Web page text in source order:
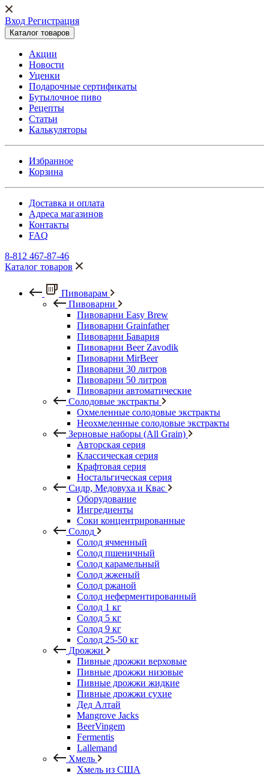
Вход Регистрация
Каталог товаров
Акции
Новости
Уценки
Подарочные сертификаты
Бутылочное пиво
Рецепты
Статьи
Калькуляторы
Избранное
Корзина
Доставка и оплата
Адреса магазинов
Контакты
FAQ
8-812 467-87-46
Каталог товаров
Пивоварам
Пивоварни
Пивоварни Easy Brew
Пивоварни Grainfather
Пивоварни Бавария
Пивоварни Beer Zavodik
Пивоварни MirBeer
Пивоварни 30 литров
Пивоварни 50 литров
Пивоварни автоматические
Солодовые экстракты
Охмеленные солодовые экстракты
Неохмеленные солодовые экстракты
Зерновые наборы (All Grain)
Авторская серия
Классическая серия
Крафтовая серия
Ностальгическая серия
Сидр, Медовуха и Квас
Оборудование
Ингредиенты
Соки концентрированные
Солод
Солод ячменный
Солод пшеничный
Солод карамельный
Солод жженый
Солод ржаной
Солод неферментированный
Солод 1 кг
Солод 5 кг
Солод 9 кг
Солод 25-50 кг
Дрожжи
Пивные дрожжи верховые
Пивные дрожжи низовые
Пивные дрожжи жидкие
Пивные дрожжи сухие
Дед Алтай
Mangrove Jacks
BeerVingem
Fermentis
Lallemand
Хмель
Хмель из США